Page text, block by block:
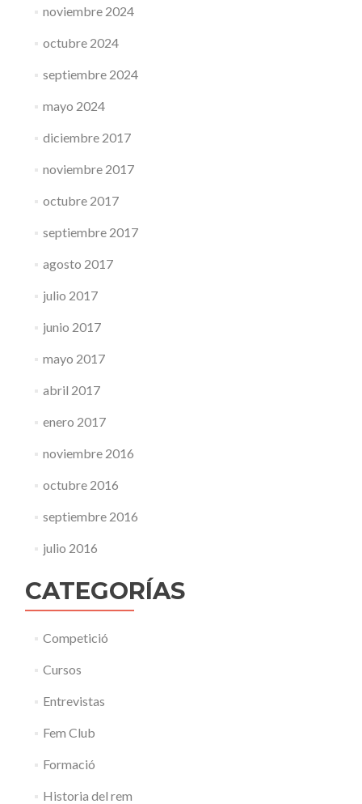
noviembre 2024
octubre 2024
septiembre 2024
mayo 2024
diciembre 2017
noviembre 2017
octubre 2017
septiembre 2017
agosto 2017
julio 2017
junio 2017
mayo 2017
abril 2017
enero 2017
noviembre 2016
octubre 2016
septiembre 2016
julio 2016
CATEGORÍAS
Competició
Cursos
Entrevistas
Fem Club
Formació
Historia del rem